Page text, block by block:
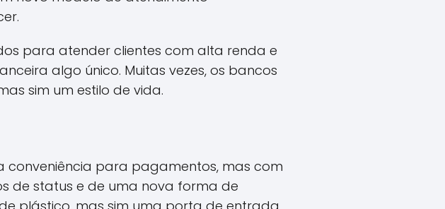
para atender clientes com alta renda e
algo único. Muitas vezes, os bancos
sim um estilo de vida.
conveniência para pagamentos, mas com
de status e de uma nova forma de